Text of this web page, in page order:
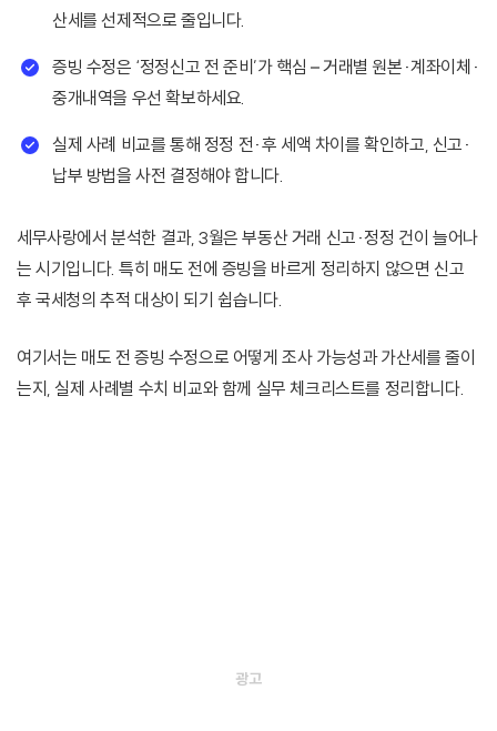
산세를 선제적으로 줄입니다.
증빙 수정은 ‘정정신고 전 준비’가 핵심 – 거래별 원본·계좌이체·
중개내역을 우선 확보하세요.
실제 사례 비교를 통해 정정 전·후 세액 차이를 확인하고, 신고·
납부 방법을 사전 결정해야 합니다.
세무사랑에서 분석한 결과, 3월은 부동산 거래 신고·정정 건이 늘어나
는 시기입니다. 특히 매도 전에 증빙을 바르게 정리하지 않으면 신고
후 국세청의 추적 대상이 되기 쉽습니다.
여기서는 매도 전 증빙 수정으로 어떻게 조사 가능성과 가산세를 줄이
는지, 실제 사례별 수치 비교와 함께 실무 체크리스트를 정리합니다.